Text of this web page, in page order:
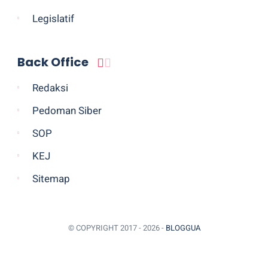
Legislatif
Back Office
Redaksi
Pedoman Siber
SOP
KEJ
Sitemap
© COPYRIGHT 2017 - 2026 - BLOGGUA